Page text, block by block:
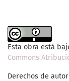
Esta obra está
Commons
Derechos de